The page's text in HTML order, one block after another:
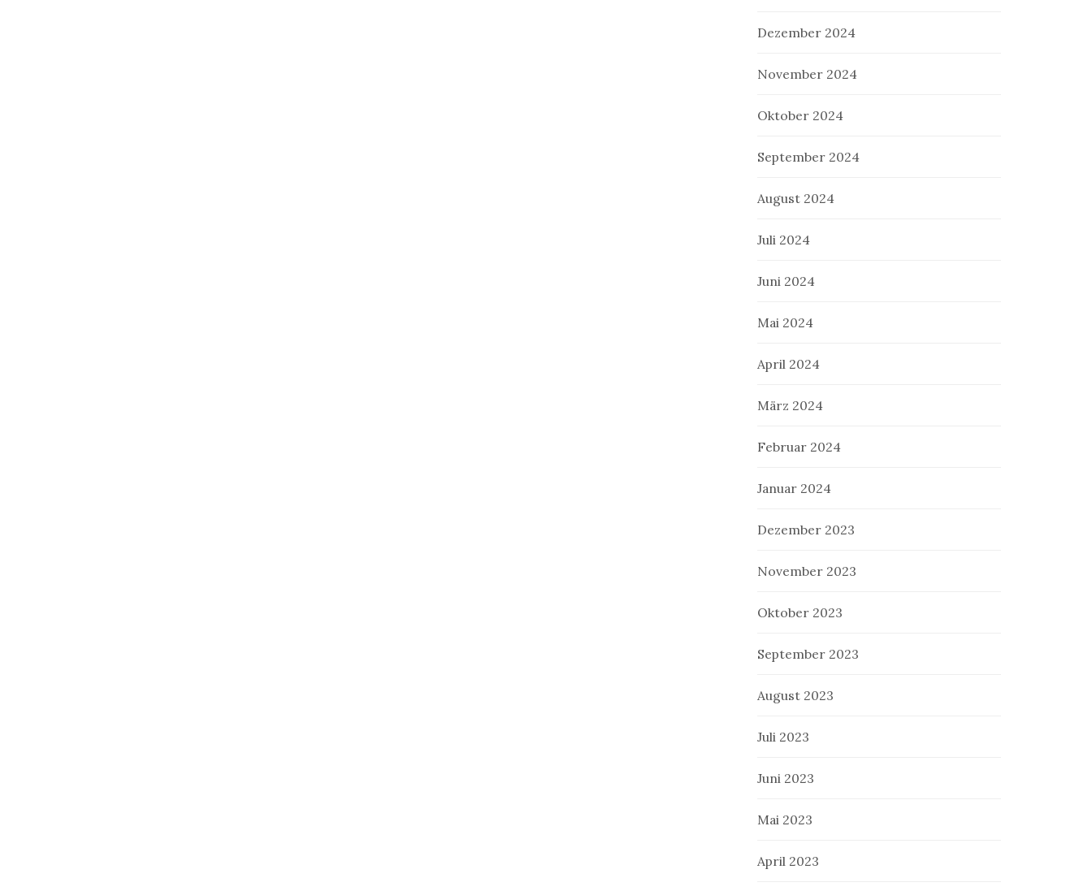
Dezember 2024
November 2024
Oktober 2024
September 2024
August 2024
Juli 2024
Juni 2024
Mai 2024
April 2024
März 2024
Februar 2024
Januar 2024
Dezember 2023
November 2023
Oktober 2023
September 2023
August 2023
Juli 2023
Juni 2023
Mai 2023
April 2023